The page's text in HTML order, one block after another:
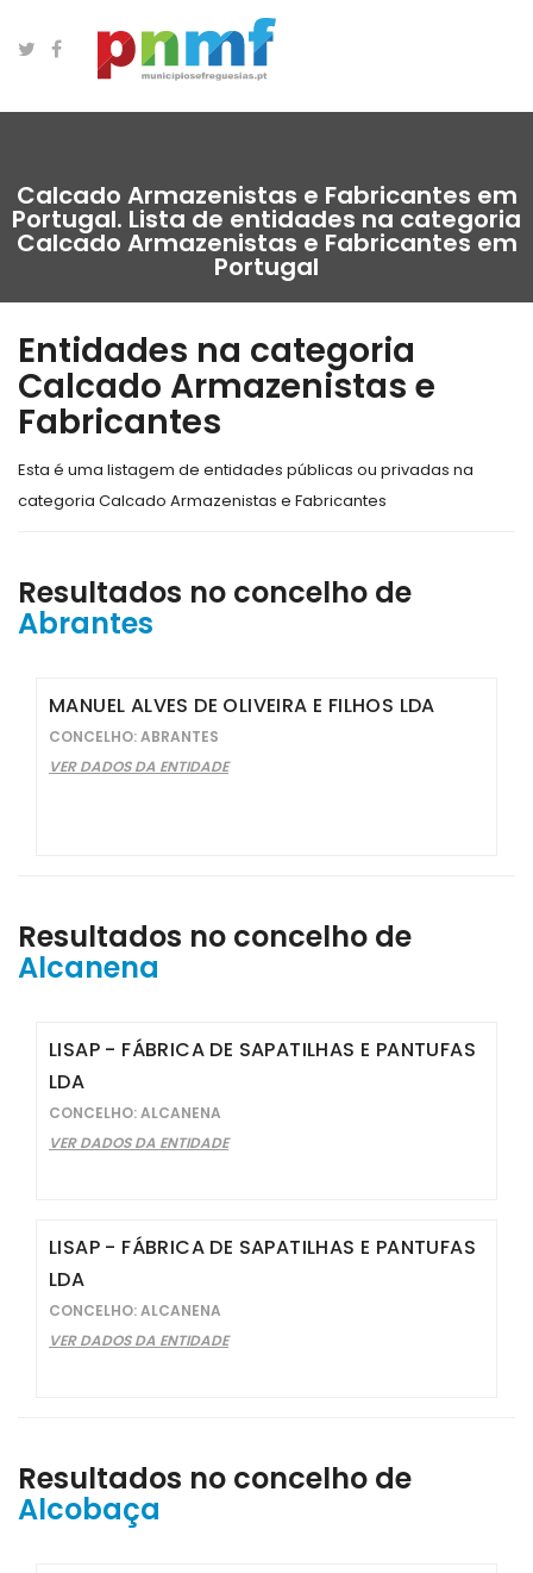
Calcado Armazenistas e Fabricantes em
Portugal. Lista de entidades na categoria
Calcado Armazenistas e Fabricantes em
Portugal
Entidades na categoria
Calcado Armazenistas e
Fabricantes
Esta é uma listagem de entidades públicas ou privadas na
categoria Calcado Armazenistas e Fabricantes
Resultados no concelho de
Abrantes
MANUEL ALVES DE OLIVEIRA E FILHOS LDA
CONCELHO: ABRANTES
VER DADOS DA ENTIDADE
Resultados no concelho de
Alcanena
LISAP - FÁBRICA DE SAPATILHAS E PANTUFAS
LDA
CONCELHO: ALCANENA
VER DADOS DA ENTIDADE
LISAP - FÁBRICA DE SAPATILHAS E PANTUFAS
LDA
CONCELHO: ALCANENA
VER DADOS DA ENTIDADE
Resultados no concelho de
Alcobaça